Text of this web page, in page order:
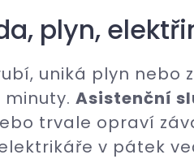
plyn,
uniká plyn nebo
Asistenční
trvale opraví
v pátek